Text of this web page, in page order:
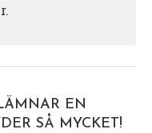
EN
SÅ MYCKET!